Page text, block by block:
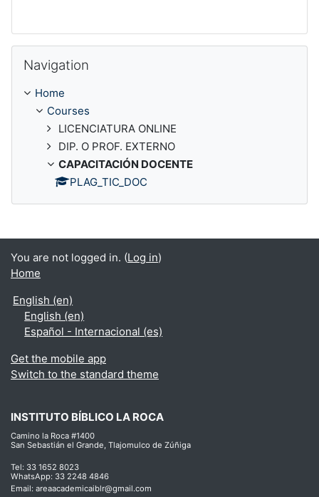
Navigation
Home
Courses
LICENCIATURA ONLINE
DIP. O PROF. EXTERNO
CAPACITACIÓN DOCENTE
PLAG_TIC_DOC
You are not logged in. (Log in)
Home
English ‎(en)‎
English ‎(en)‎
Español - Internacional ‎(es)‎
Get the mobile app
Switch to the standard theme
INSTITUTO BÍBLICO LA ROCA
Camino la Roca #1400
San Sebastián el Grande, Tlajomulco de Zúñiga
Tel: 33 1652 8023
WhatsApp: 33 2248 4846
Email: areaacademicaiblr@gmail.com